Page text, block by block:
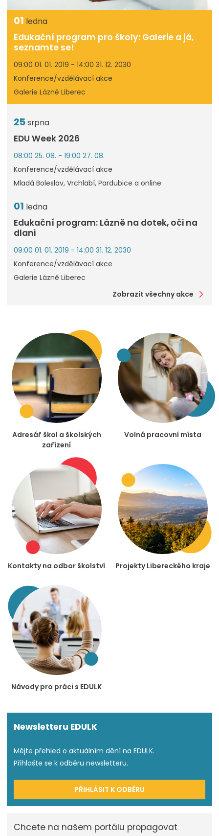
01 ledna
Edukační program pro školy: Galerie a já,
seznamte se!
09:00 01. 01. 2019 - 14:00 31. 12. 2030
Konference/vzdělávací akce
Galerie Lázně Liberec
25srpna
EDU Week 2026
08:00 25. 08. - 19:00 27. 08.
Konference/vzdělávací akce
Mladá Boleslav, Vrchlabí, Pardubice a online
01 ledna
Edukační program: Lázně na dotek, oči na
dlani
09:00 01. 01. 2019 - 14:00 31. 12. 2030
Konference/vzdělávací akce
Galerie Lázně Liberec
Zobrazit všechny akce
Adresář škol a školských
zařízení
Volná pracovní místa
Kontakty na odbor školství Projekty Libereckého kraje
Návody pro práci s EDULK
Newsletteru EDULK
Mějte přehled o aktuálním dění na EDULK.
Přihlašte se k odběru newsletteru.
PŘIHLÁSIT K ODBĚRU
Chcete na našem portálu propagovat